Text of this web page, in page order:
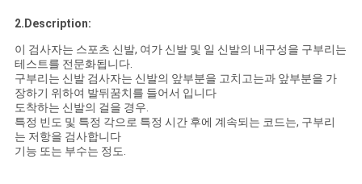
하
세
요
사
2.Description:
이 검사자는 스포츠 신발, 여가 신발 및 일 신발의 내구성을 구부리는
테스트를 전문화됩니다.
구부리는 신발 검사자는 신발의 앞부분을 고치고는과 앞부분을 가
장하기 위하여 발뒤꿈치를 들어서 입니다
도착하는 신발의 걸을 경우.
특정 빈도 및 특정 각으로 특정 시간 후에 계속되는 코드는, 구부리
는 저항을 검사합니다
기능 또는 부수는 정도.